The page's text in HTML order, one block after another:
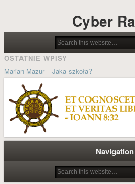
Cyber
OSTATNIE WPISY
Marian Mazur – Jaka szkoła?
Jolanta Wilsz – Możliwości stwarzane
procesach pedagogicznych
Ludzie cybernetyki – Grzegorz Dorobek
Kosseckiego
Historia systemu sterowania kościoła
Wielkanoc A.D. MMXIX
Navigation